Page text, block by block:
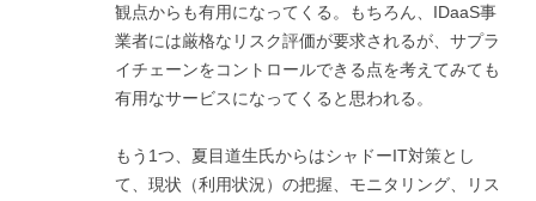
観点からも有用になってくる。もちろん、IDaaS事
業者には厳格なリスク評価が要求されるが、サプラ
イチェーンをコントロールできる点を考えてみても
有用なサービスになってくると思われる。
もう1つ、夏目道生氏からはシャドーIT対策とし
て、現状（利用状況）の把握、モニタリング、リス